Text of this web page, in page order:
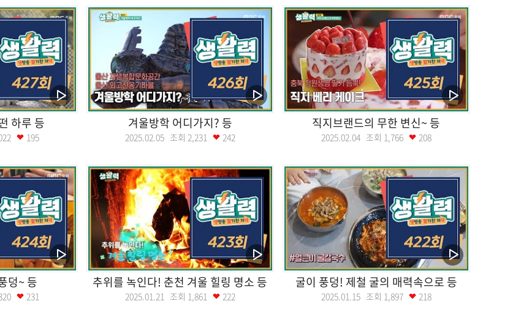
하루 등
195
겨울방학 어디가지? 등
2025.02.05 조회 2,231 242
직지브랜드의 무한 변신~ 등
2025.02.04 조회 1,766 208
덩~ 등
231
추위를 녹인다! 춘천 겨울 힐링 명소 등
2025.01.21 조회 1,861 222
굴이 풍덩! 제철 굴의 매력속으로 등
2025.01.15 조회 1,897 218